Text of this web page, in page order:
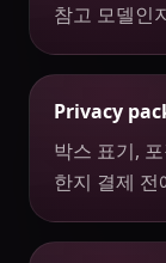
참고 모델인
Privacy
박스 표기,
한지 결제 전